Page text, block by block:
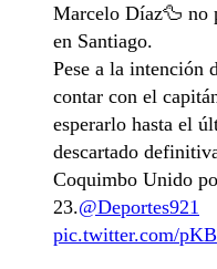
Marcelo Díaz🦆 no
en Santiago.
Pese a la intención
contar con el
esperarlo hasta el
descartado
Coquimbo Unido
23.@Deportes921
pic.twitter.com/